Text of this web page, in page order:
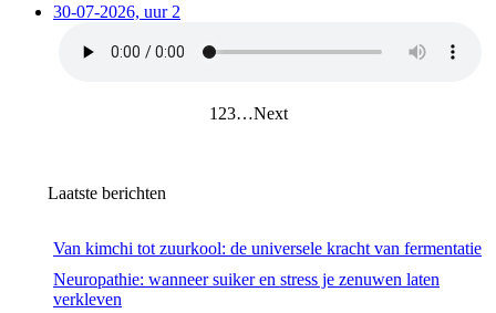
30-07-2026, uur 2
1 23…Next
Laatste berichten
Van kimchi tot zuurkool: de universele kracht van fermentatie
Neuropathie: wanneer suiker en stress je zenuwen laten
verkleven